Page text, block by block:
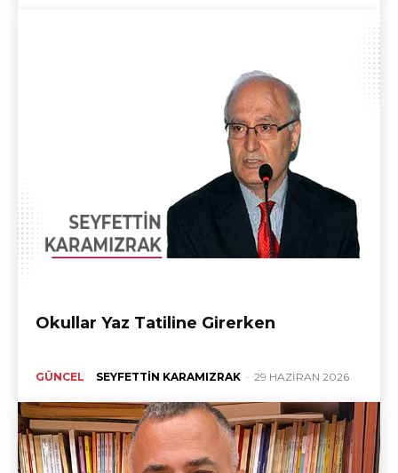
Okullar Yaz Tatiline Girerken
GÜNCEL SEYFETTIN KARAMIZRAK - 29 HAZIRAN 2026